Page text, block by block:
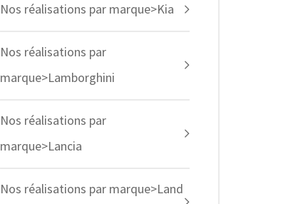
Nos réalisations par marque>Kia
Nos réalisations par
marque>Lamborghini
Nos réalisations par
marque>Lancia
Nos réalisations par marque>Land